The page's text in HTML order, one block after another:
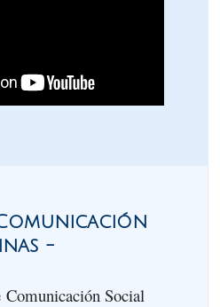
-
Comunicación Social